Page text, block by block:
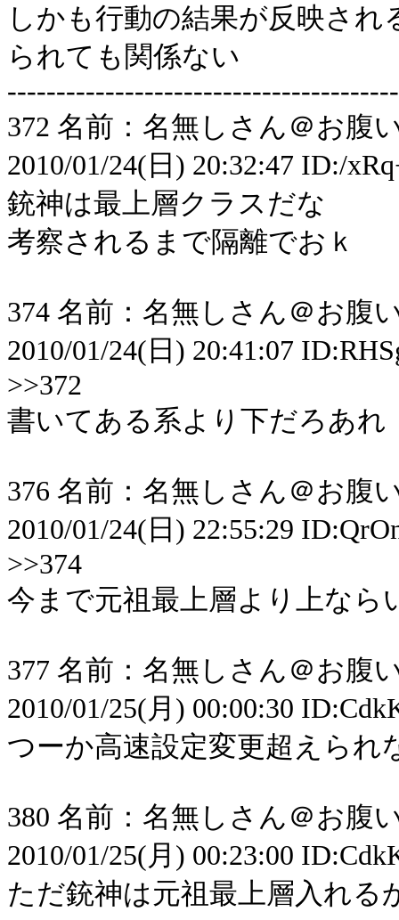
しかも行動の結果が反映さ
られても関係ない
372 名前：名無しさん＠お腹
2010/01/24(日) 20:32:47 ID:/
銃神は最上層クラスだな
考察されるまで隔離でおｋ
374 名前：名無しさん＠お腹
2010/01/24(日) 20:41:07
>>372
書いてある系より下だろあれ
376 名前：名無しさん＠お腹
2010/01/24(日) 22:55:29
>>374
今まで元祖最上層より上な
377 名前：名無しさん＠お腹
2010/01/25(月) 00:00:30
つーか高速設定変更超えられ
380 名前：名無しさん＠お腹
2010/01/25(月) 00:23:00
ただ銃神は元祖最上層入れる